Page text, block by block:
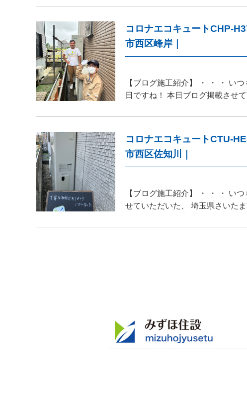
コロナエコキュートCHP-
市西区峰岸｜
【ブログ施工紹介】 ・ ・ ・ い
日ですね！ 本日ブログ掲載させ
コロナエコキュートCTU-
市西区佐知川｜
【ブログ施工紹介】 ・ ・ ・ い
せていただいた、 埼玉県さいた